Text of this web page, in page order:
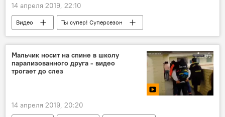
14 апреля 2019, 22:10
Видео
Ты супер! Суперсезон
Шоу "Ты супер!" на НТВ
Ты супер
"Ты супер!"
Мальчик носит на спине в школу
парализованного друга - видео
трогает до слез
14 апреля 2019, 20:20